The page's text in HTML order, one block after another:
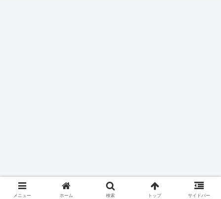
メニュー ホーム 検索 トップ サイドバー